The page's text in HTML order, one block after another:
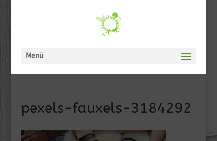
Menü
pexels-fauxels-3184292